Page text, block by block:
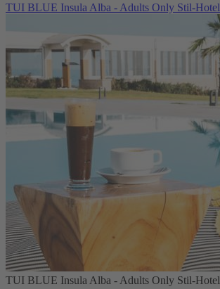
TUI BLUE Insula Alba - Adults Only Stil-Hotel
TUI BLUE Insula Alba - Adults Only Stil-Hotel